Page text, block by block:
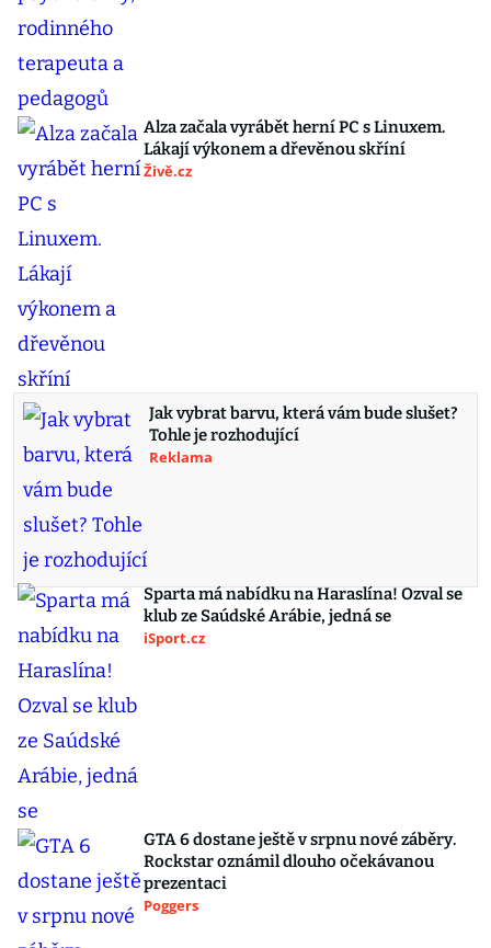
Alza začala vyrábět herní PC s Linuxem.
Lákají výkonem a dřevěnou skříní
Živě.cz
Jak vybrat barvu, která vám bude slušet?
Tohle je rozhodující
Reklama
Sparta má nabídku na Haraslína! Ozval se
klub ze Saúdské Arábie, jedná se
iSport.cz
GTA 6 dostane ještě v srpnu nové záběry.
Rockstar oznámil dlouho očekávanou
prezentaci
Poggers